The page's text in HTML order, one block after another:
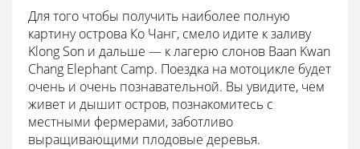
Для того чтобы получить наиболее полную
картину острова Ко Чанг, смело идите к заливу
Klong Son и дальше — к лагерю слонов Baan Kwan
Chang Elephant Camp. Поездка на мотоцикле будет
очень и очень познавательной. Вы увидите, чем
живет и дышит остров, познакомитесь с
местными фермерами, заботливо
выращивающими плодовые деревья.